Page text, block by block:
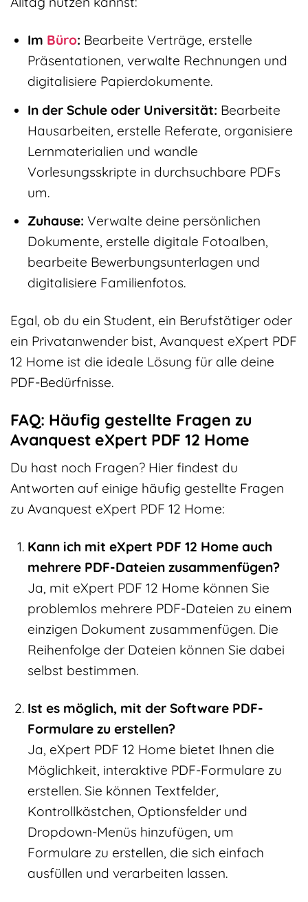
Im Büro: Bearbeite Verträge, erstelle
Präsentationen, verwalte Rechnungen und
digitalisiere Papierdokumente.
In der Schule oder Universität: Bearbeite
Hausarbeiten, erstelle Referate, organisiere
Lernmaterialien und wandle
Vorlesungsskripte in durchsuchbare PDFs
um.
Zuhause: Verwalte deine persönlichen
Dokumente, erstelle digitale Fotoalben,
bearbeite Bewerbungsunterlagen und
digitalisiere Familienfotos.
Egal, ob du ein Student, ein Berufstätiger oder
ein Privatanwender bist, Avanquest eXpert PDF
12 Home ist die ideale Lösung für alle deine
PDF-Bedürfnisse.
FAQ: Häufig gestellte Fragen zu
Avanquest eXpert PDF 12 Home
Du hast noch Fragen? Hier findest du
Antworten auf einige häufig gestellte Fragen
zu Avanquest eXpert PDF 12 Home:
Kann ich mit eXpert PDF 12 Home auch
mehrere PDF-Dateien zusammenfügen?
Ja, mit eXpert PDF 12 Home können Sie
problemlos mehrere PDF-Dateien zu einem
einzigen Dokument zusammenfügen. Die
Reihenfolge der Dateien können Sie dabei
selbst bestimmen.
Ist es möglich, mit der Software PDF-
Formulare zu erstellen?
Ja, eXpert PDF 12 Home bietet Ihnen die
Möglichkeit, interaktive PDF-Formulare zu
erstellen. Sie können Textfelder,
Kontrollkästchen, Optionsfelder und
Dropdown-Menüs hinzufügen, um
Formulare zu erstellen, die sich einfach
ausfüllen und verarbeiten lassen.